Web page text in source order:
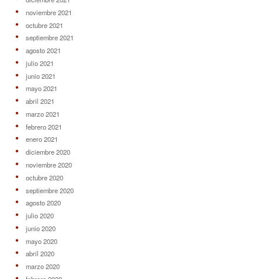
noviembre 2021
octubre 2021
septiembre 2021
agosto 2021
julio 2021
junio 2021
mayo 2021
abril 2021
marzo 2021
febrero 2021
enero 2021
diciembre 2020
noviembre 2020
octubre 2020
septiembre 2020
agosto 2020
julio 2020
junio 2020
mayo 2020
abril 2020
marzo 2020